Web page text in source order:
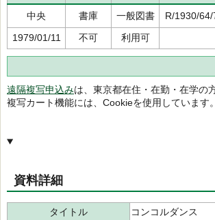
中央
書庫 一般図書 R/1930/64/
1979/01/11
不可 利用可
遠隔複写申込みは、東京都在住・在勤・在学の
複写カート機能には、Cookieを使用していま
資料詳細
タイトル
コンコルダンス